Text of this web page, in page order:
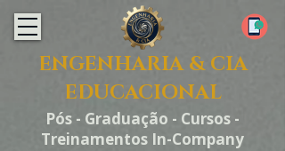
ENGENHARIA & CIA
EDUCACIONAL
Pós - Graduação - Cursos -
Treinamentos In-Company